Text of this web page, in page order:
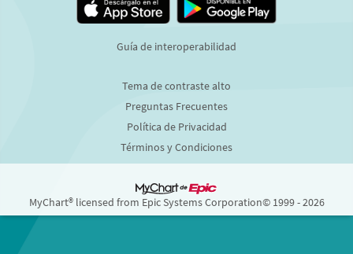
Guía de interoperabilidad
Tema de contraste alto
Preguntas Frecuentes
Política de Privacidad
Términos y Condiciones
MyChart® licensed from Epic Systems Corporation© 1999 - 2026